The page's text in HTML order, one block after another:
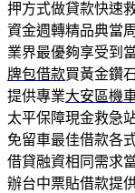
押方式做貸款快速
資金週轉精品典當
業界最優夠享受到
牌包借款買黃金鑽
提供專業大安區機
太平保障現金救急
免留車最佳借款各
借貸融資相同需求
辦台中票貼借款提